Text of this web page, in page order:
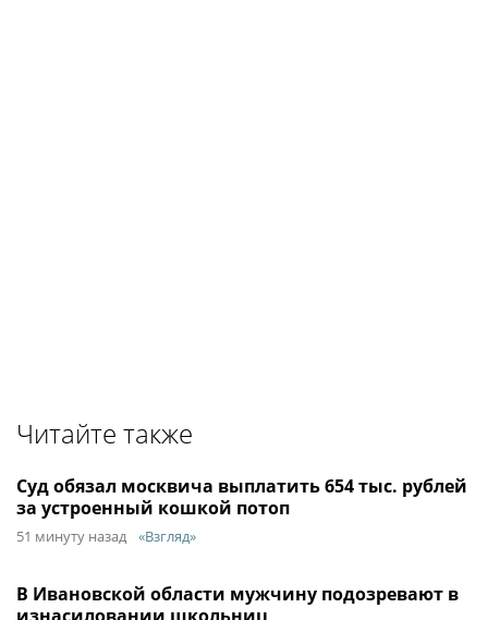
Читайте также
Суд обязал москвича выплатить 654 тыс. рублей
за устроенный кошкой потоп
51 минуту назад «Взгляд»
В Ивановской области мужчину подозревают в